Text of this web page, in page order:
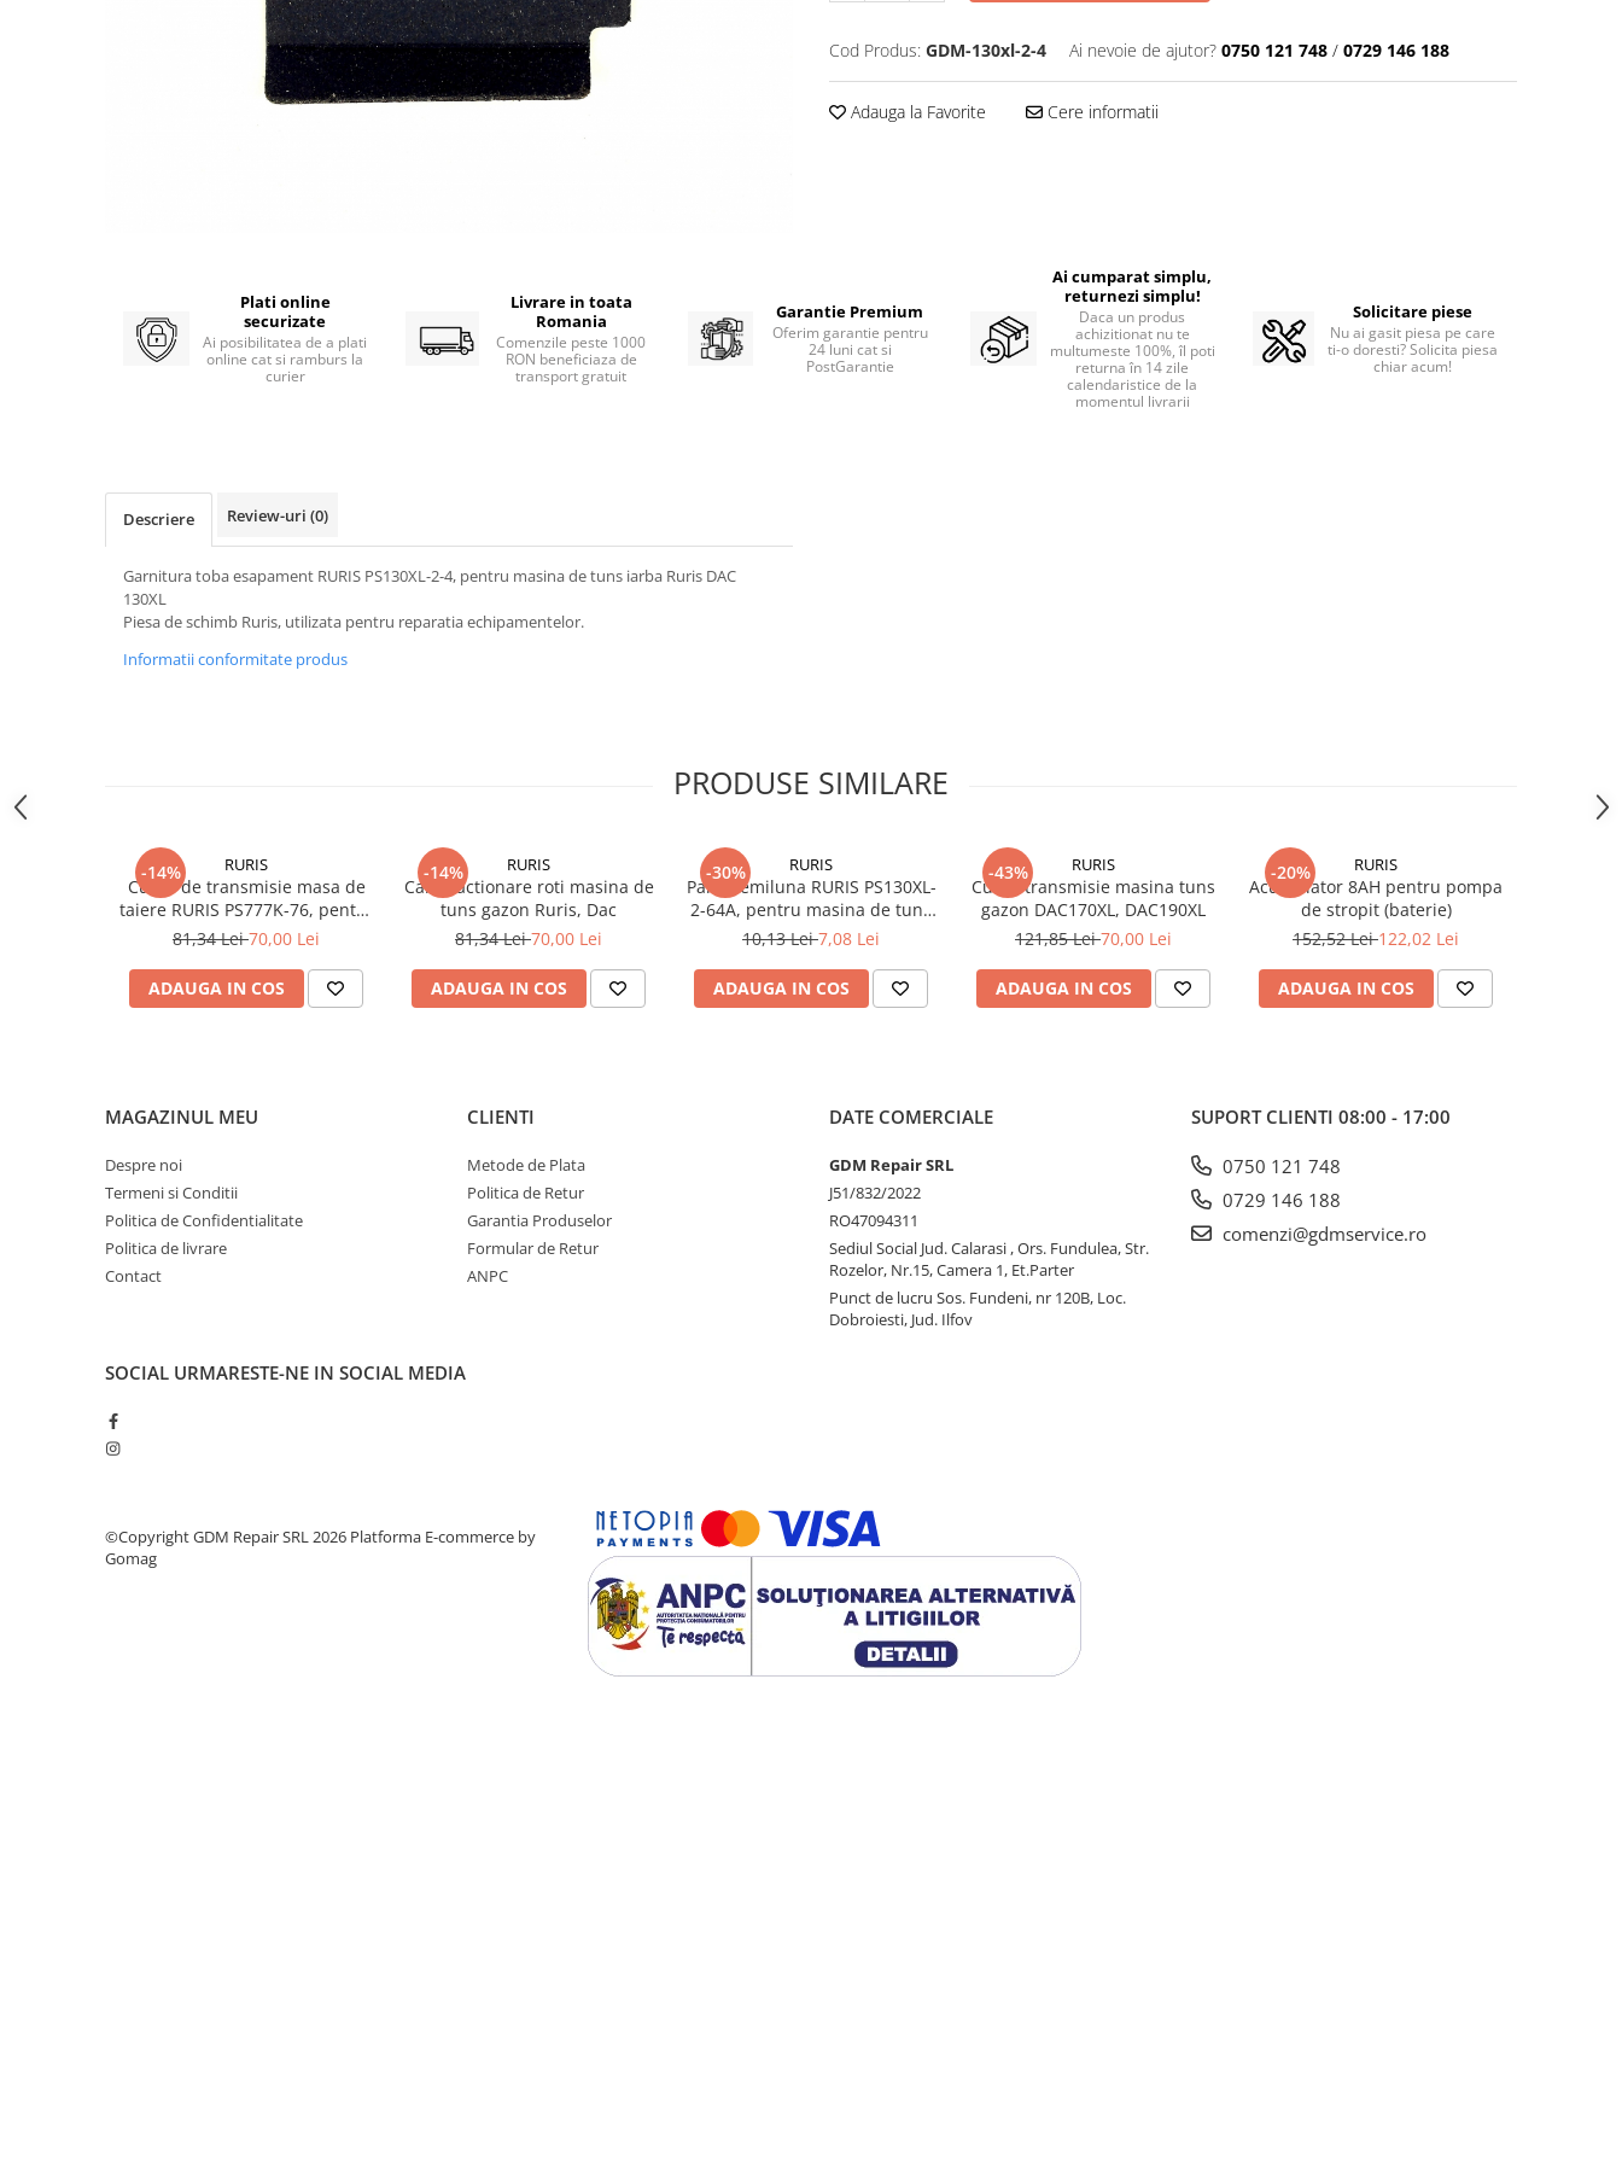
Accesorii pentru sudura
Aparat de sudura
Despicatoare lemne
Foarfeci electrice & manuale
Masini tuns animale
Troliu
Piese de schimb
Piese aparat umplut carnati
Piese compresor
Piese motocoase 2T
Piese motocoase 4T
Piese motocositoare
Piese motocultoare
Piese motopompa
Acumulator
Consumabile drujbe
Cod Produs: GDM-130xl-2-4 Ai nevoie de ajutor? 0750 121 748 / 0729 146 188
Adauga la Favorite Cere informatii
Plati online
securizate
Ai posibilitatea de a plati
online cat si ramburs la
curier
Livrare in toata
Romania
Comenzile peste 1000
RON beneficiaza de
transport gratuit
Garantie Premium
Oferim garantie pentru
24 luni cat si
PostGarantie
Ai cumparat simplu,
returnezi simplu!
Daca un produs
achizitionat nu te
multumeste 100%, îl poti
returna în 14 zile
calendaristice de la
momentul livrarii
Solicitare piese
Nu ai gasit piesa pe care
ti-o doresti? Solicita piesa
chiar acum!
Descriere Review-uri (0)
Garnitura toba esapament RURIS PS130XL-2-4, pentru masina de tuns iarba Ruris DAC
130XL
Piesa de schimb Ruris, utilizata pentru reparatia echipamentelor.
Informatii conformitate produs
PRODUSE SIMILARE
-14% RURIS
Curea de transmisie masa de
taiere RURIS PS777K-76, pentru
motocositori Ruris DAC 777K
81,34 Lei70,00 Lei
ADAUGA IN COS
-14% RURIS
Cablu actionare roti masina de
tuns gazon Ruris, Dac
81,34 Lei70,00 Lei
ADAUGA IN COS
-30% RURIS
Pana semiluna RURIS PS130XL-
2-64A, pentru masina de tuns
iarba Ruris DAC 130XL
10,13 Lei7,08 Lei
ADAUGA IN COS
-43% RURIS
Curea transmisie masina tuns
gazon DAC170XL, DAC190XL
121,85 Lei70,00 Lei
ADAUGA IN COS
-20% RURIS
Acumulator 8AH pentru pompa
de stropit (baterie)
152,52 Lei122,02 Lei
ADAUGA IN COS
MAGAZINUL MEU
Despre noi
Termeni si Conditii
Politica de Confidentialitate
Politica de livrare
Contact
CLIENTI
Metode de Plata
Politica de Retur
Garantia Produselor
Formular de Retur
ANPC
DATE COMERCIALE
GDM Repair SRL
J51/832/2022
RO47094311
Sediul Social Jud. Calarasi , Ors. Fundulea, Str.
Rozelor, Nr.15, Camera 1, Et.Parter
Punct de lucru Sos. Fundeni, nr 120B, Loc.
Dobroiesti, Jud. Ilfov
SUPORT CLIENTI 08:00 - 17:00
0750 121 748
0729 146 188
comenzi@gdmservice.ro
SOCIAL URMARESTE-NE IN SOCIAL MEDIA
©Copyright GDM Repair SRL 2026 Platforma E-commerce by
Gomag